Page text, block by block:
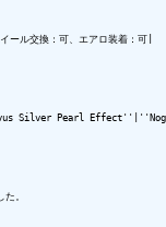
ル交換：可、エアロ装着：可|
Silver Pearl
。